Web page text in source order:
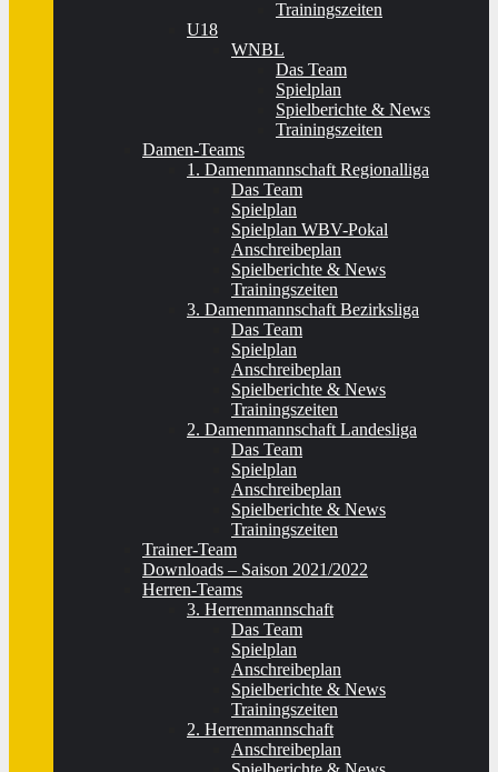
Trainingszeiten
U18
WNBL
Das Team
Spielplan
Spielberichte & News
Trainingszeiten
Damen-Teams
1. Damenmannschaft Regionalliga
Das Team
Spielplan
Spielplan WBV-Pokal
Anschreibeplan
Spielberichte & News
Trainingszeiten
3. Damenmannschaft Bezirksliga
Das Team
Spielplan
Anschreibeplan
Spielberichte & News
Trainingszeiten
2. Damenmannschaft Landesliga
Das Team
Spielplan
Anschreibeplan
Spielberichte & News
Trainingszeiten
Trainer-Team
Downloads – Saison 2021/2022
Herren-Teams
3. Herrenmannschaft
Das Team
Spielplan
Anschreibeplan
Spielberichte & News
Trainingszeiten
2. Herrenmannschaft
Anschreibeplan